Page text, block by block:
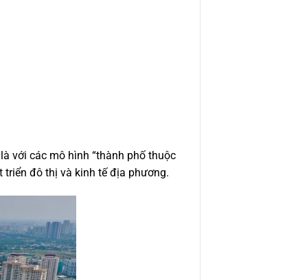
với các mô hình “thành phố thuộc
triển đô thị và kinh tế địa phương.